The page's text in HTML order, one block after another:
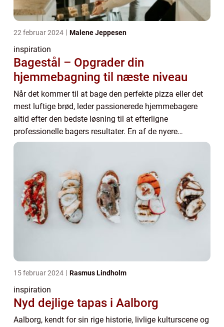
22 februar 2024 Malene Jeppesen
inspiration
Bagestål – Opgrader din
hjemmebagning til næste niveau
Når det kommer til at bage den perfekte pizza eller det
mest luftige brød, leder passionerede hjemmebagere
altid efter den bedste løsning til at efterligne
professionelle bagers resultater. En af de nyere
innovationer inden for hjemmebagning er bages...
15 februar 2024 Rasmus Lindholm
inspiration
Nyd dejlige tapas i Aalborg
Aalborg, kendt for sin rige historie, livlige kulturscene og